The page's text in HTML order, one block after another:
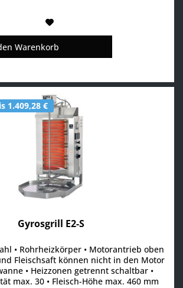
Warenkorb
1.409,28 €
Gyrosgrill E2-S
• Rohrheizkörper • Motorantrieb oben
Fleischsaft können nicht in den Motor
• Heizzonen getrennt schaltbar •
max. 30 • Fleisch-Höhe max. 460 mm